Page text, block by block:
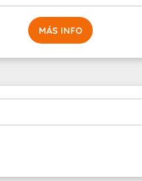
MÁS INFO